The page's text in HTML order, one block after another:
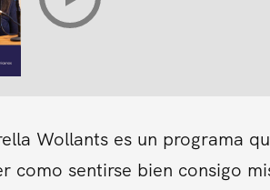
Wollants es un programa
como sentirse bien consigo